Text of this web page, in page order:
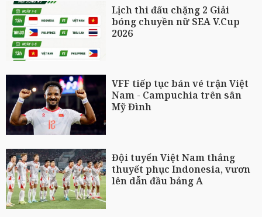
Lịch thi đấu chặng 2 Giải
bóng chuyền nữ SEA V.Cup
2026
VFF tiếp tục bán vé trận Việt
Nam - Campuchia trên sân
Mỹ Đình
Đội tuyển Việt Nam thắng
thuyết phục Indonesia, vươn
lên dẫn đầu bảng A